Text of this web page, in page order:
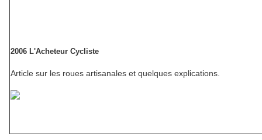
2006 L'Acheteur Cycliste
Article sur les roues artisanales et quelques explications.